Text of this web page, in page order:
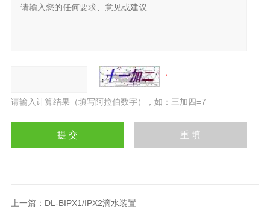
请输入计算结果（填写阿拉伯数字），如：三加四=7
上一篇： DL-BIPX1/IPX2滴水装置